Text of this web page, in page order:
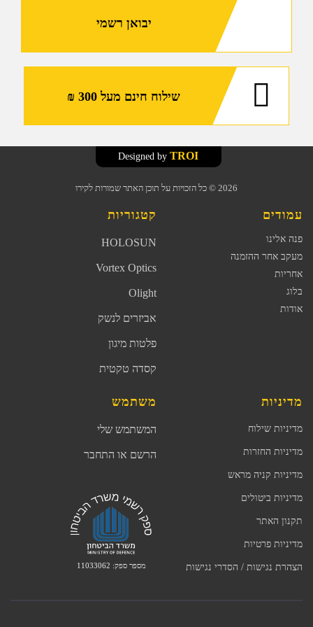
יבואן רשמי
שילוח חינם מעל 300 ₪
2026 © כל הזכויות על תוכן האתר שמורות לקירו
TROI
עמודים
פנה אלינו
מעקב אחר ההזמנה
אחריות
בלוג
אודות
קטגוריות
HOLOSUN
Vortex Optics
Olight
אביזרים לנשק
פלטות מיגון
קסדה טקטית
מדיניות
מדיניות שילוח
מדיניות החזרות
מדיניות קניה מראש
מדיניות ביטולים
תקנון האתר
מדיניות פרטיות
הצהרת נגישות / הסדרי נגישות
משתמש
המשתמש שלי
הרשם או התחבר
מספר ספק: 11033062